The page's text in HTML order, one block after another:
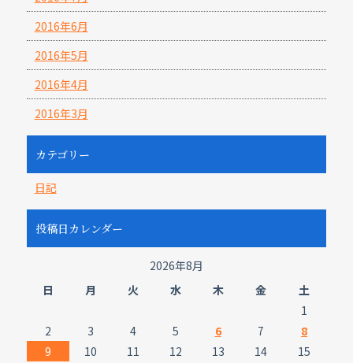
2016年6月
2016年5月
2016年4月
2016年3月
カテゴリー
日記
投稿日カレンダー
2026年8月
日
月 火 水 木 金
土
1
2
3 4 5 6 7
8
9
10 11 12 13 14 15